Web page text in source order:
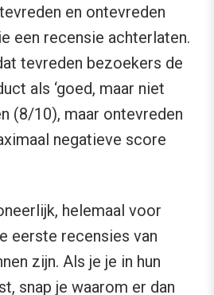
en ontevreden
een recensie achterlaten.
tevreden bezoekers de
als ‘goed, maar niet
(8/10), maar ontevreden
negatieve score
helemaal voor
eerste recensies van
zijn. Als je je in hun
snap je waarom er dan